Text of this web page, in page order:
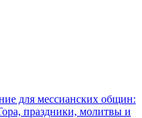
для мессианских общин:
праздники, молитвы и